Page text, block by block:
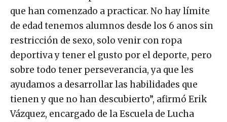
que han comenzado a practicar. No hay límite
de edad tenemos alumnos desde los 6 anos sin
restricción de sexo, solo venir con ropa
deportiva y tener el gusto por el deporte, pero
sobre todo tener perseverancia, ya que les
ayudamos a desarrollar las habilidades que
tienen y que no han descubierto”, afirmó Erik
Vázquez, encargado de la Escuela de Lucha